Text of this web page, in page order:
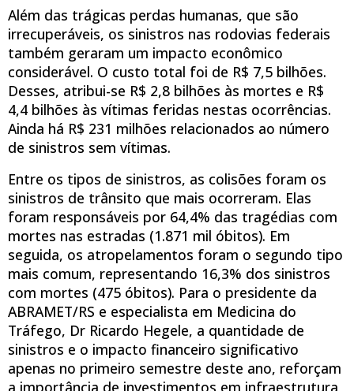
Além das trágicas perdas humanas, que são
irrecuperáveis, os sinistros nas rodovias federais
também geraram um impacto econômico
considerável. O custo total foi de R$ 7,5 bilhões.
Desses, atribui-se R$ 2,8 bilhões às mortes e R$
4,4 bilhões às vítimas feridas nestas ocorrências.
Ainda há R$ 231 milhões relacionados ao número
de sinistros sem vítimas.
Entre os tipos de sinistros, as colisões foram os
sinistros de trânsito que mais ocorreram. Elas
foram responsáveis por 64,4% das tragédias com
mortes nas estradas (1.871 mil óbitos). Em
seguida, os atropelamentos foram o segundo tipo
mais comum, representando 16,3% dos sinistros
com mortes (475 óbitos). Para o presidente da
ABRAMET/RS e especialista em Medicina do
Tráfego, Dr Ricardo Hegele, a quantidade de
sinistros e o impacto financeiro significativo
apenas no primeiro semestre deste ano, reforçam
a importância de investimentos em infraestrutura